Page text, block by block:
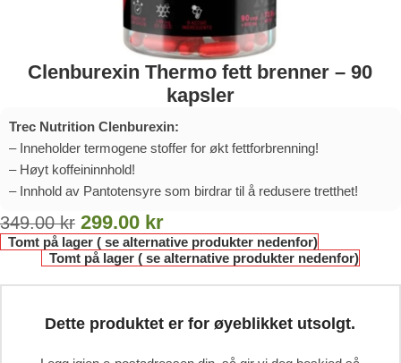
Clenburexin Thermo fett brenner – 90
kapsler
Trec Nutrition Clenburexin:
– Inneholder termogene stoffer for økt fettforbrenning!
– Høyt koffeininnhold!
– Innhold av Pantotensyre som birdrar til å redusere tretthet!
349.00kr 299.00 kr
Tomt på lager ( se alternative produkter nedenfor)
Tomt på lager ( se alternative produkter nedenfor)
Dette produktet er for øyeblikket utsolgt.